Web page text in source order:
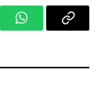
WhatsApp
Copy